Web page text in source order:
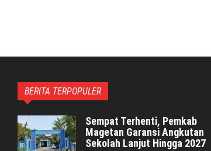
BERITA TERPOPULER
Sempat Terhenti, Pemkab
Magetan Garansi Angkutan
Sekolah Lanjut Hingga 2027